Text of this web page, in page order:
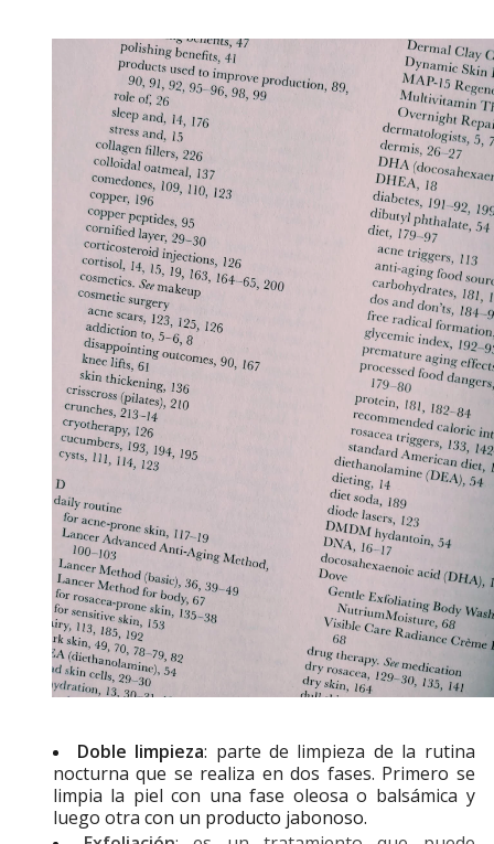
Doble limpieza: parte de limpieza de la rutina
nocturna que se realiza en dos fases. Primero se
limpia la piel con una fase oleosa o balsámica y
luego otra con un producto jabonoso.